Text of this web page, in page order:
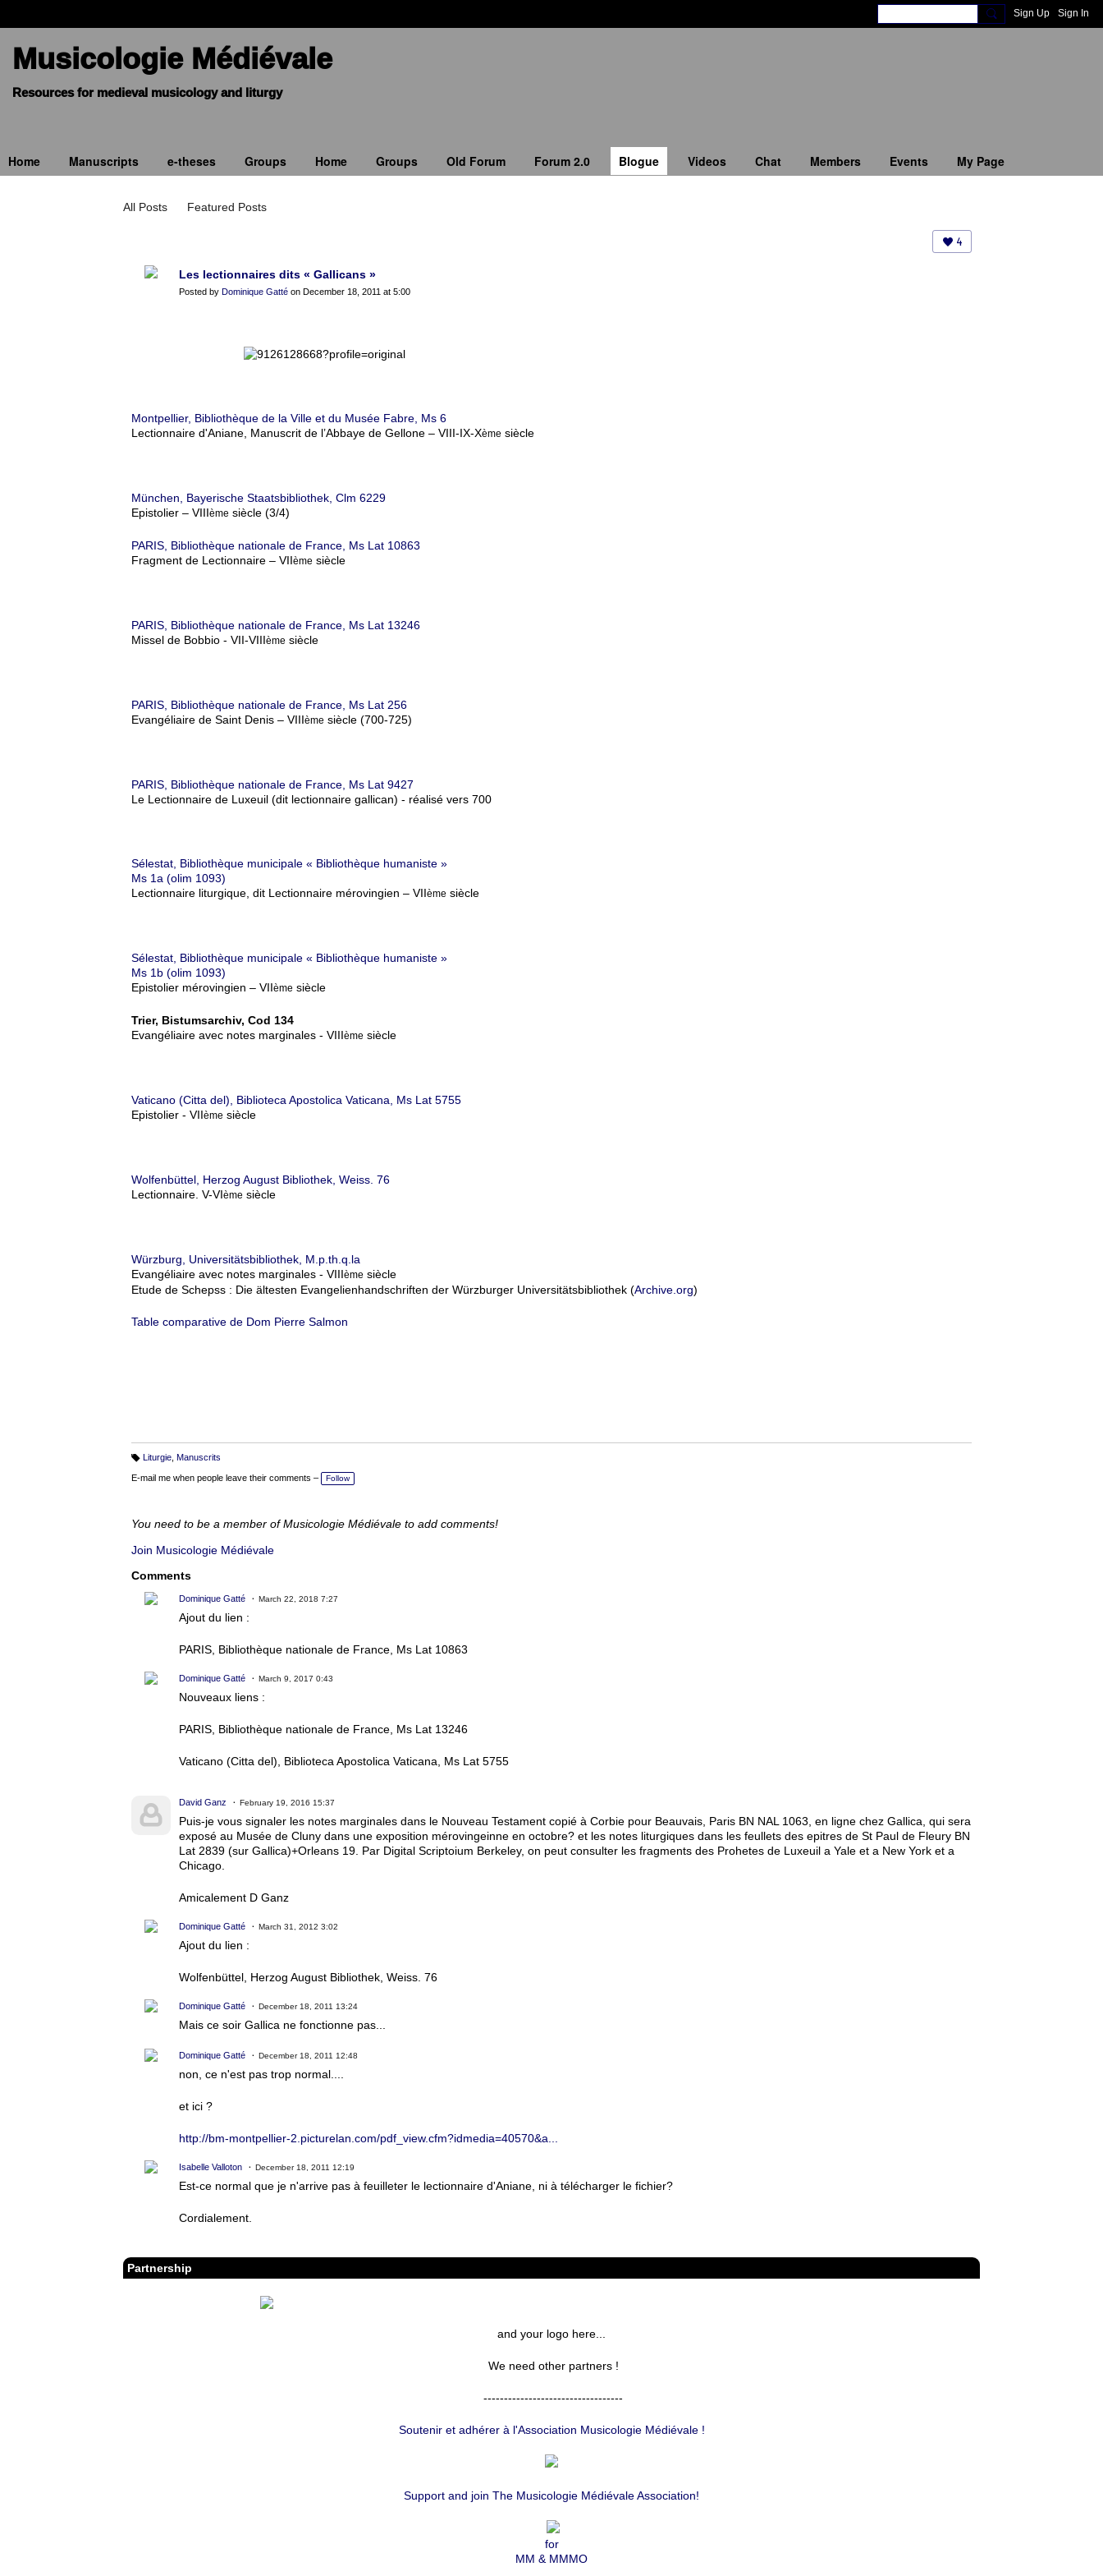
Sign Up Sign In
Musicologie Médiévale
Home Manuscripts e-theses Groups Home Groups Old Forum Forum 2.0 Blogue Videos Chat Members Events My Page
All Posts Featured Posts
4
Les lectionnaires dits « Gallicans »
Posted by Dominique Gatté on December 18, 2011 at 5:00
Montpellier, Bibliothèque de la Ville et du Musée Fabre, Ms 6
Lectionnaire d'Aniane, Manuscrit de l’Abbaye de Gellone – VIII-IX-Xème siècle
München, Bayerische Staatsbibliothek, Clm 6229
Epistolier – VIIIème siècle (3/4)
PARIS, Bibliothèque nationale de France, Ms Lat 10863
Fragment de Lectionnaire – VIIème siècle
PARIS, Bibliothèque nationale de France, Ms Lat 13246
Missel de Bobbio - VII-VIIIème siècle
PARIS, Bibliothèque nationale de France, Ms Lat 256
Evangéliaire de Saint Denis – VIIIème siècle (700-725)
PARIS, Bibliothèque nationale de France, Ms Lat 9427
Le Lectionnaire de Luxeuil (dit lectionnaire gallican) - réalisé vers 700
Sélestat, Bibliothèque municipale « Bibliothèque humaniste »
Ms 1a (olim 1093)
Lectionnaire liturgique, dit Lectionnaire mérovingien – VIIème siècle
Sélestat, Bibliothèque municipale « Bibliothèque humaniste »
Ms 1b (olim 1093)
Epistolier mérovingien – VIIème siècle
Trier, Bistumsarchiv, Cod 134
Evangéliaire avec notes marginales - VIIIème siècle
Vaticano (Citta del), Biblioteca Apostolica Vaticana, Ms Lat 5755
Epistolier - VIIème siècle
Wolfenbüttel, Herzog August Bibliothek, Weiss. 76
Lectionnaire. V-VIème siècle
Würzburg, Universitätsbibliothek, M.p.th.q.la
Evangéliaire avec notes marginales - VIIIème siècle
Etude de Schepss : Die ältesten Evangelienhandschriften der Würzburger Universitätsbibliothek (Archive.org)
Table comparative de Dom Pierre Salmon
a
g
Liturgie, Manuscrits
E-mail me when people leave their comments – Follow
You need to be a member of Musicologie Médiévale to add comments!
Join Musicologie Médiévale
Comments
Dominique Gatté March 22, 2018 7:27
Ajout du lien :
PARIS, Bibliothèque nationale de France, Ms Lat 10863
Dominique Gatté March 9, 2017 0:43
Nouveaux liens :
PARIS, Bibliothèque nationale de France, Ms Lat 13246
Vaticano (Citta del), Biblioteca Apostolica Vaticana, Ms Lat 5755
David Ganz February 19, 2016 15:37
Puis-je vous signaler les notes marginales dans le Nouveau Testament copié à Corbie pour Beauvais, Paris BN NAL 1063, en ligne chez Gallica, qui sera
exposé au Musée de Cluny dans une exposition mérovingeinne en octobre? et les notes liturgiques dans les feullets des epitres de St Paul de Fleury BN
Lat 2839 (sur Gallica)+Orleans 19. Par Digital Scriptoium Berkeley, on peut consulter les fragments des Prohetes de Luxeuil a Yale et a New York et a
Chicago.
Amicalement D Ganz
Dominique Gatté March 31, 2012 3:02
Ajout du lien :
Wolfenbüttel, Herzog August Bibliothek, Weiss. 76
Dominique Gatté December 18, 2011 13:24
Mais ce soir Gallica ne fonctionne pas...
Dominique Gatté December 18, 2011 12:48
non, ce n'est pas trop normal....
et ici ?
http://bm-montpellier-2.picturelan.com/pdf_view.cfm?idmedia=40570&a...
Isabelle Valloton December 18, 2011 12:19
Est-ce normal que je n'arrive pas à feuilleter le lectionnaire d'Aniane, ni à télécharger le fichier?
Cordialement.
Partnership
and your logo here...
We need other partners !
----------------------------------
Soutenir et adhérer à l'Association Musicologie Médiévale !
Support and join The Musicologie Médiévale Association!
for
MM & MMMO